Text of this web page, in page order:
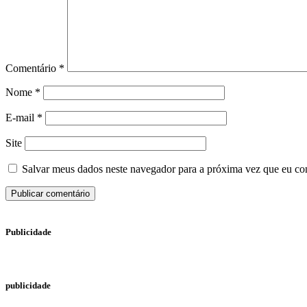
Comentário *
Nome *
E-mail *
Site
Salvar meus dados neste navegador para a próxima vez que eu
Publicidade
publicidade